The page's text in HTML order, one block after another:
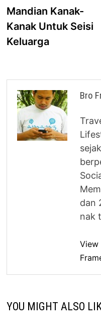
Mandian Kanak-
Kanak Untuk Seisi
Keluarga
Bro
dan
nak
View
YOU MIGHT ALSO